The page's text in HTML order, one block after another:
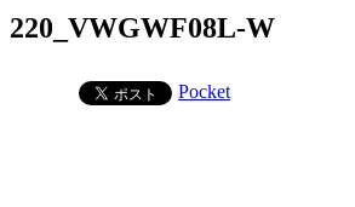
220_VWGWF08L-W
Pocket